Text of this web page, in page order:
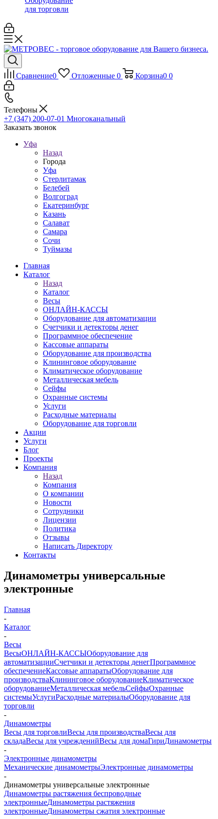
для торговли
Сравнение0 Отложенные 0 Корзина0 0
Телефоны
+7 (347) 200-07-01 Многоканальный
Заказать звонок
Уфа
Назад
Города
Уфа
Стерлитамак
Белебей
Волгоград
Екатеринбург
Казань
Салават
Самара
Сочи
Туймазы
Главная
Каталог
Назад
Каталог
Весы
ОНЛАЙН-КАССЫ
Оборудование для автоматизации
Счетчики и детекторы денег
Программное обеспечение
Кассовые аппараты
Оборудование для производства
Клининговое оборудование
Климатическое оборудование
Металлическая мебель
Сейфы
Охранные системы
Услуги
Расходные материалы
Оборудование для торговли
Акции
Услуги
Блог
Проекты
Компания
Назад
Компания
О компании
Новости
Сотрудники
Лицензии
Политика
Отзывы
Написать Директору
Контакты
Динамометры универсальные
электронные
Главная
-
Каталог
-
Весы
ВесыОНЛАЙН-КАССЫОборудование для
автоматизацииСчетчики и детекторы денегПрограммное
обеспечениеКассовые аппаратыОборудование для
производстваКлининговое оборудованиеКлиматическое
оборудованиеМеталлическая мебельСейфыОхранные
системыУслугиРасходные материалыОборудование для
торговли
-
Динамометры
Весы для торговлиВесы для производстваВесы для
складаВесы для учрежденийВесы для домаГириДинамометры
-
Электронные динамометры
Механические динамометрыЭлектронные динамометры
-
Динамометры универсальные электронные
Динамометры растяжения беспроводные
электронныеДинамометры растяжения
электронныеДинамометры сжатия электронные